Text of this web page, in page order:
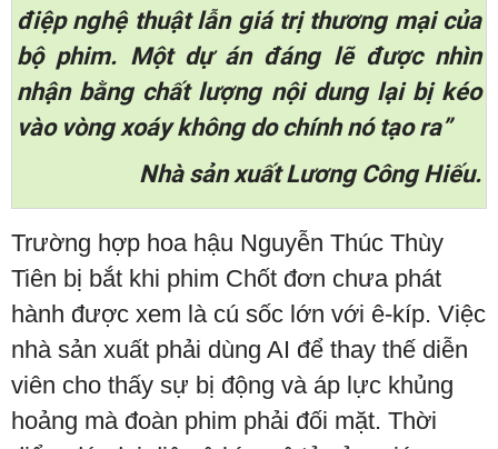
điệp nghệ thuật lẫn giá trị thương mại của
bộ phim. Một dự án đáng lẽ được nhìn
nhận bằng chất lượng nội dung lại bị kéo
vào vòng xoáy không do chính nó tạo ra”
Nhà sản xuất Lương Công Hiếu.
Trường hợp hoa hậu Nguyễn Thúc Thùy
Tiên bị bắt khi phim Chốt đơn chưa phát
hành được xem là cú sốc lớn với ê-kíp. Việc
nhà sản xuất phải dùng AI để thay thế diễn
viên cho thấy sự bị động và áp lực khủng
hoảng mà đoàn phim phải đối mặt. Thời